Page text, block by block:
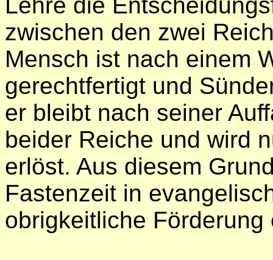
zwischen den zwei
Mensch ist nach einem
gerechtfertigt und
er bleibt nach seiner
beider Reiche und wird
erlöst. Aus diesem
Fastenzeit in
obrigkeitliche Förderung